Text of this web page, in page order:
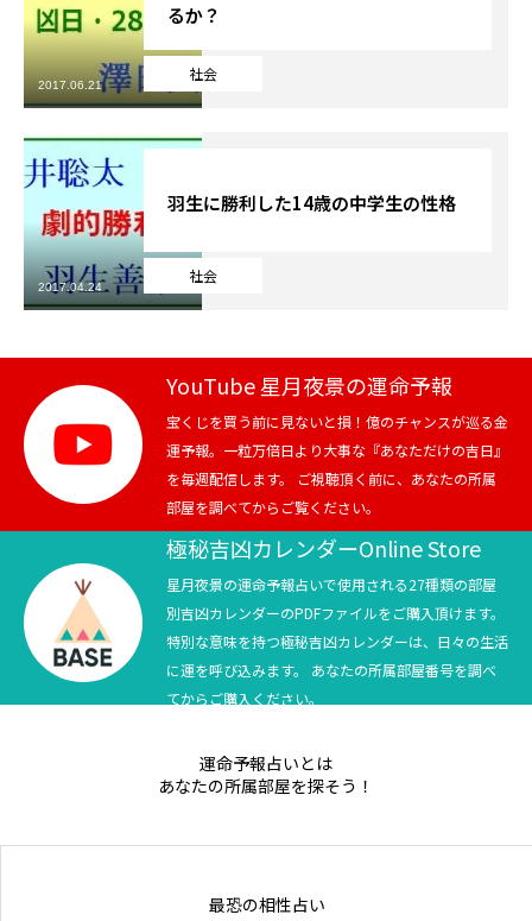
スポーツ
競馬
社会
テニス四大大会・五輪
テニス四大大会・五輪
鑑定及び出演依頼
Online Store
社会
るか？
2017.06.21
社会
羽生に勝利した14歳の中学生の性格
2017.04.24
YouTube 星月夜景の運命予報
宝くじを買う前に見ないと損！億のチャンスが巡る金
運予報。一粒万倍日より大事な『あなただけの吉日』
を毎週配信します。 ご視聴頂く前に、あなたの所属
部屋を調べてからご覧ください。
極秘吉凶カレンダーOnline Store
星月夜景の運命予報占いで使用される27種類の部屋
別吉凶カレンダーのPDFファイルをご購入頂けます。
特別な意味を持つ極秘吉凶カレンダーは、日々の生活
に運を呼び込みます。 あなたの所属部屋番号を調べ
てからご購入ください。
運命予報占いとは
あなたの所属部屋を探そう！
最恐の相性占い